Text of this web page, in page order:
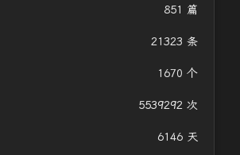
851 篇
21323 条
1670 个
5539292 次
6146 天